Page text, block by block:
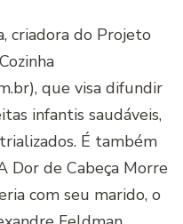
criadora do Projeto
que visa difundir
infantis saudáveis,
É também
Dor de Cabeça Morre
com seu marido, o